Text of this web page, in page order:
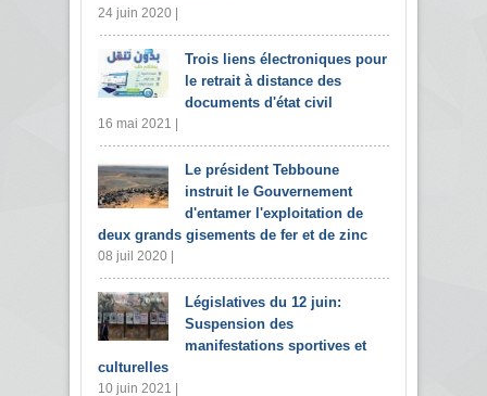
24 juin 2020 |
Trois liens électroniques pour
le retrait à distance des
documents d'état civil
16 mai 2021 |
Le président Tebboune
instruit le Gouvernement
d'entamer l'exploitation de
deux grands gisements de fer et de zinc
08 juil 2020 |
Législatives du 12 juin:
Suspension des
manifestations sportives et
culturelles
10 juin 2021 |